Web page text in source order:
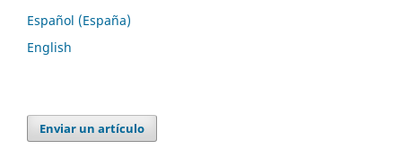
Español (España)
English
Enviar un artículo